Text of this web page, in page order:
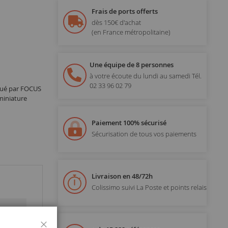
par FOCUS
Frais de ports offerts
dès 150€ d'achat
(en France métropolitaine)
Une équipe de 8 personnes
à votre écoute du lundi au samedi Tél.
02 33 96 02 79
Paiement 100% sécurisé
Sécurisation de tous vos paiements
Livraison en 48/72h
Colissimo suivi La Poste et points relais